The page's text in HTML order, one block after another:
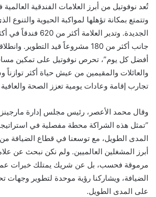
تُعد نوفوتيل من أبرز العلامات الفندقية
وتتمتع بمكانة تؤهلها لمواكبة الحيوية والتنوع
جانب أكثر من 180 مشروعاً قيد التطوير.
أفضل كل يوم”، تحرص نوفوتيل على تمكين
والعائلات والمقيمين من عيش حياة أكثر توازناً
تجارب إقامة وعادات يومية تعزز الصحة
وقال محمد الأعصر، رئيس مجلس إدارة مارجينز
“تمثل هذه الشراكة محطة مفصلية في
المدى الطويل، مع توسعنا في قطاع الضيافة من
أبرز المشغلين العالميين. ولم نكن نبحث عن
مرموقة فحسب، بل عن شريك يمتلك خبرات
الضيافة، ويشاركنا رؤية موحدة لتطوير وجهات
على المدى الطويل.